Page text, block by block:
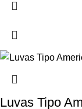
Luvas Tipo